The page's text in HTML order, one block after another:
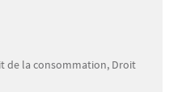
de la consommation, Droit